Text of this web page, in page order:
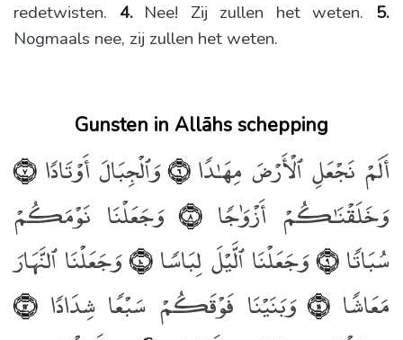
redetwisten. 4. Nee! Zij zullen het weten. 5.
Nogmaals nee, zij zullen het weten.
Gunsten in Allāhs schepping
أَلَمْ نَجْعَلِ ٱلْأَرْضَ مِهَـٰدًۭا﴿٦﴾ وَٱلْجِبَالَ أَوْتَادًۭا﴿٧﴾
وَخَلَقْنَـٰكُمْ أَزْوَٰجًۭا﴿٨﴾
وَجَعَلْنَا نَوْمَكُمْ
سُبَاتًۭا﴿٩﴾ وَجَعَلْنَا ٱلَّيْلَ لِبَاسًۭا﴿١٠﴾ وَجَعَلْنَا ٱلنَّهَارَ
مَعَاشًۭا﴿١١﴾ وَبَنَيْنَا فَوْقَكُمْ سَبْعًۭا شِدَادًۭا﴿١٢﴾